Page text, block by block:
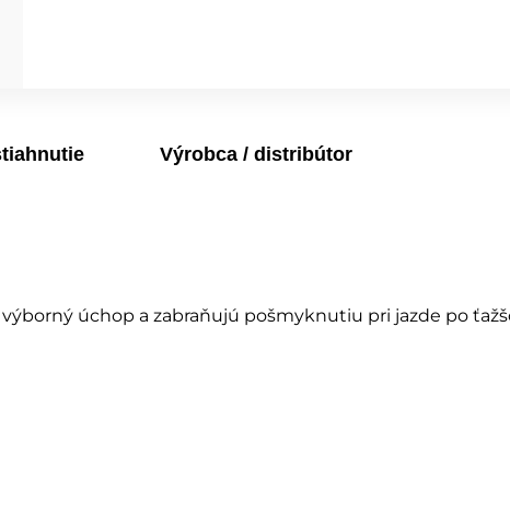
Výrobca / distribútor
úchop a zabraňujú pošmyknutiu pri jazde po